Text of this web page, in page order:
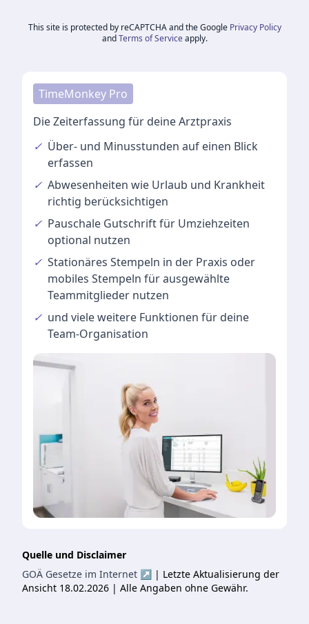
This site is protected by reCAPTCHA and the Google Privacy Policy
and Terms of Service apply.
TimeMonkey Pro
Die Zeiterfassung für deine Arztpraxis
✓ Über- und Minusstunden auf einen Blick
erfassen
✓ Abwesenheiten wie Urlaub und Krankheit
richtig berücksichtigen
✓ Pauschale Gutschriftfür Umziehzeiten
optional nutzen
✓ Stationäres Stempeln in der Praxis oder
mobiles Stempeln für ausgewählte
Teammitglieder nutzen
✓ und vieleweitere Funktionen für deine
Team-Organisation
Quelle und Disclaimer
GOÄ Gesetze im Internet ↗ | Letzte Aktualisierung der
Ansicht 18.02.2026 | Alle Angaben ohne Gewähr.